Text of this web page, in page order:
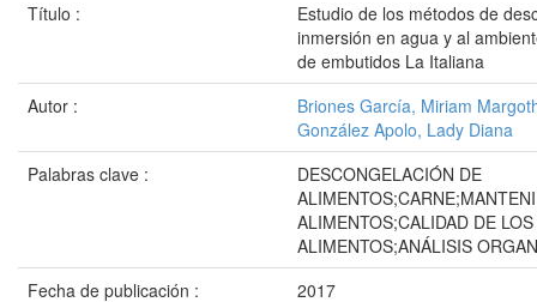
Título :
Estudio de los métodos de
inmersión en agua y al
de embutidos La Italiana
Autor :
Briones García, Miriam
González Apolo, Lady Diana
Palabras clave :
DESCONGELACIÓN DE
ALIMENTOS;CALIDAD DE LOS
ALIMENTOS;ANÁLISIS
Fecha de publicación :
2017